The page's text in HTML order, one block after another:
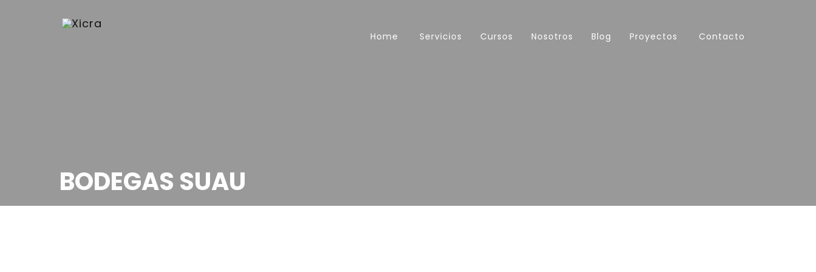
Home Servicios Cursos Nosotros Blog Proyectos Contacto
BODEGAS SUAU